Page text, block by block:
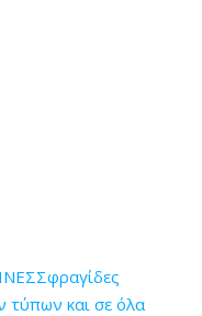
τύπων και σε όλα